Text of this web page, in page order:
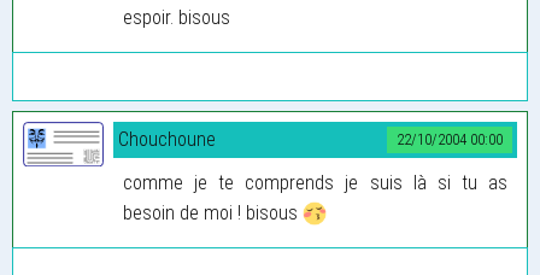
espoir. bisous
22/10/2004 00:00
Chouchoune
comme je te comprends je suis là si tu as
besoin de moi ! bisous